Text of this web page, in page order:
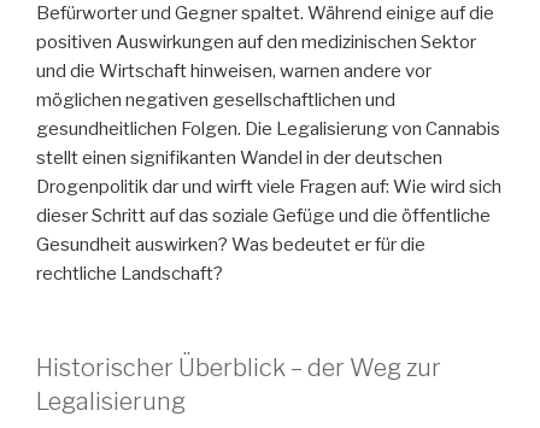
Befürworter und Gegner spaltet. Während einige auf die
positiven Auswirkungen auf den medizinischen Sektor
und die Wirtschaft hinweisen, warnen andere vor
möglichen negativen gesellschaftlichen und
gesundheitlichen Folgen. Die Legalisierung von Cannabis
stellt einen signifikanten Wandel in der deutschen
Drogenpolitik dar und wirft viele Fragen auf: Wie wird sich
dieser Schritt auf das soziale Gefüge und die öffentliche
Gesundheit auswirken? Was bedeutet er für die
rechtliche Landschaft?
Historischer Überblick – der Weg zur
Legalisierung